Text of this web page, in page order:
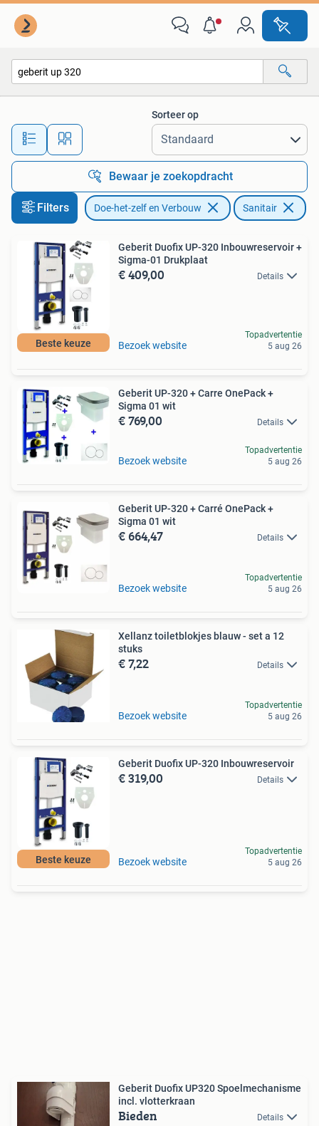
Alle afstanden…
Sorteer op
Bewaar je zoekopdracht
Filters Doe-het-zelf en Verbouw Sanitair
Beste keuze
Geberit Duofix UP-320 Inbouwreservoir +
Sigma-01 Drukplaat
€ 409,00 Details
Bezoek website
Topadvertentie
5 aug 26
Geberit UP-320 + Carre OnePack +
Sigma 01 wit
€ 769,00 Details
Bezoek website
Topadvertentie
5 aug 26
Geberit UP-320 + Carré OnePack +
Sigma 01 wit
€ 664,47 Details
Bezoek website
Topadvertentie
5 aug 26
Xellanz toiletblokjes blauw - set a 12
stuks
€ 7,22 Details
Bezoek website
Topadvertentie
5 aug 26
Beste keuze
Geberit Duofix UP-320 Inbouwreservoir
€ 319,00 Details
Bezoek website
Topadvertentie
5 aug 26
Geberit Duofix UP320 Spoelmechanisme
incl. vlotterkraan
Bieden Details